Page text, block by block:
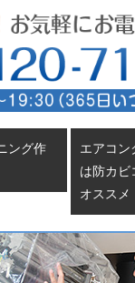
ング作
エアコン
は防カビ
オススメ